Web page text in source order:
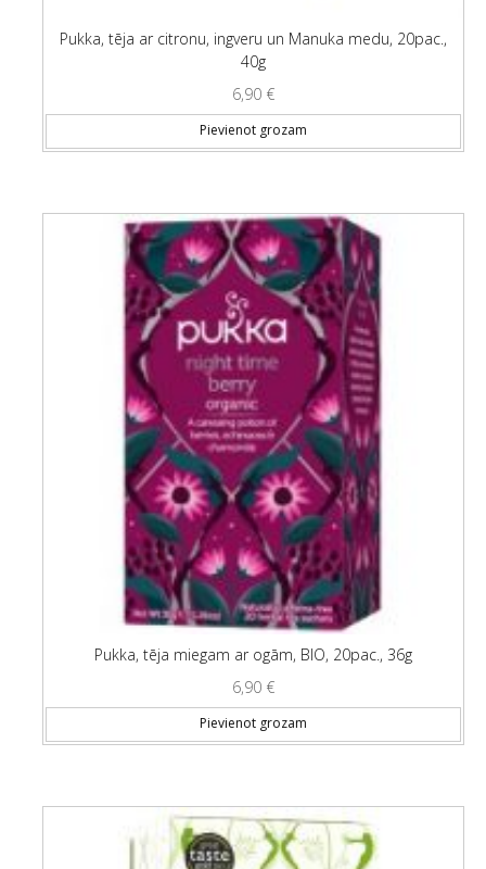
Pukka, tēja ar citronu, ingveru un Manuka medu, 20pac.,
40g
6,90 €
Pievienot grozam
Pukka, tēja miegam ar ogām, BIO, 20pac., 36g
6,90 €
Pievienot grozam